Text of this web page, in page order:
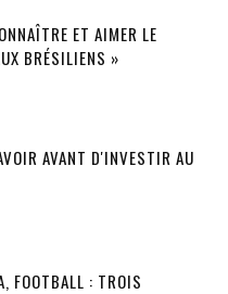
ET AIMER LE
BRÉSILIENS »
AVANT D'INVESTIR AU
FOOTBALL : TROIS